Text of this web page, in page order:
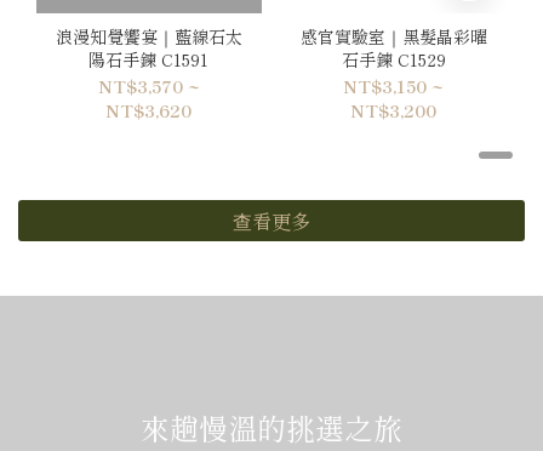
浪漫知覺饗宴｜藍線石太
陽石手鍊 C1591
NT$3,570 ~
NT$3,620
感官實驗室｜黑髮晶彩曜
石手鍊 C1529
NT$3,150 ~
NT$3,200
查看更多
來趟慢溫的挑選之旅